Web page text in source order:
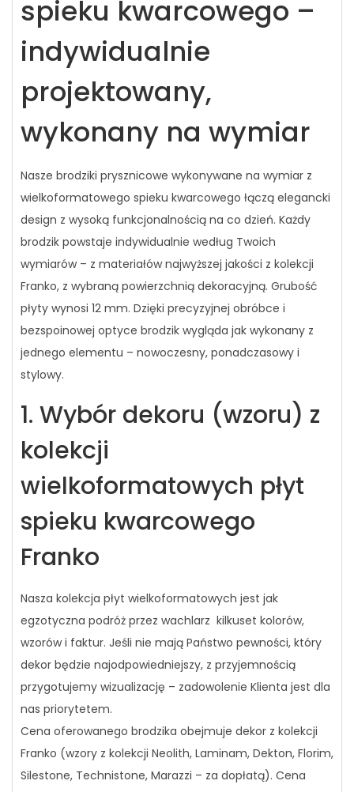
spieku kwarcowego –
indywidualnie
projektowany,
wykonany na wymiar
Nasze brodziki prysznicowe wykonywane na wymiar z
wielkoformatowego spieku kwarcowego łączą elegancki
design z wysoką funkcjonalnością na co dzień. Każdy
brodzik powstaje indywidualnie według Twoich
wymiarów – z materiałów najwyższej jakości z kolekcji
Franko, z wybraną powierzchnią dekoracyjną. Grubość
płyty wynosi 12 mm. Dzięki precyzyjnej obróbce i
bezspoinowej optyce brodzik wygląda jak wykonany z
jednego elementu – nowoczesny, ponadczasowy i
stylowy.
1. Wybór dekoru (wzoru) z
kolekcji
wielkoformatowych płyt
spieku kwarcowego
Franko
Nasza kolekcja płyt wielkoformatowych jest jak
egzotyczna podróż przez wachlarz kilkuset kolorów,
wzorów i faktur. Jeśli nie mają Państwo pewności, który
dekor będzie najodpowiedniejszy, z przyjemnością
przygotujemy wizualizację – zadowolenie Klienta jest dla
nas priorytetem.
Cena oferowanego brodzika obejmuje dekor z kolekcji
Franko (wzory z kolekcji Neolith, Laminam, Dekton, Florim,
Silestone, Technistone, Marazzi – za dopłatą). Cena